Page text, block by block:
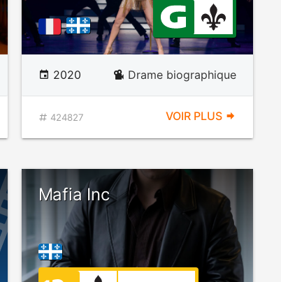
2020 Drame biographique
424827 VOIR PLUS
Mafia Inc